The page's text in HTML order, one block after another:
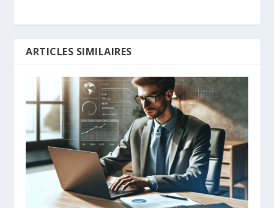
ARTICLES SIMILAIRES